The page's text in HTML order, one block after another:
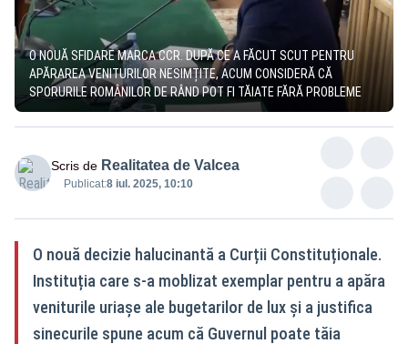
O NOUĂ SFIDARE MARCA CCR. DUPĂ CE A FĂCUT SCUT PENTRU
APĂRAREA VENITURILOR NESIMȚITE, ACUM CONSIDERĂ CĂ
SPORURILE ROMÂNILOR DE RÂND POT FI TĂIATE FĂRĂ PROBLEME
Scris de Realitatea de Valcea
Publicat:8 iul. 2025, 10:10
O nouă decizie halucinantă a Curții Constituționale.
Instituția care s-a moblizat exemplar pentru a apăra
veniturile uriașe ale bugetarilor de lux și a justifica
sinecurile spune acum că Guvernul poate tăia